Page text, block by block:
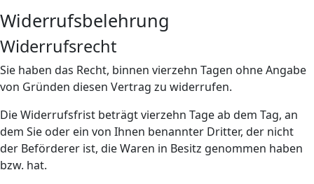
Widerrufsbelehrung
Widerrufsrecht
Sie haben das Recht, binnen vierzehn Tagen ohne Angabe
von Gründen diesen Vertrag zu widerrufen.
Die Widerrufsfrist beträgt vierzehn Tage ab dem Tag, an
dem Sie oder ein von Ihnen benannter Dritter, der nicht
der Beförderer ist, die Waren in Besitz genommen haben
bzw. hat.